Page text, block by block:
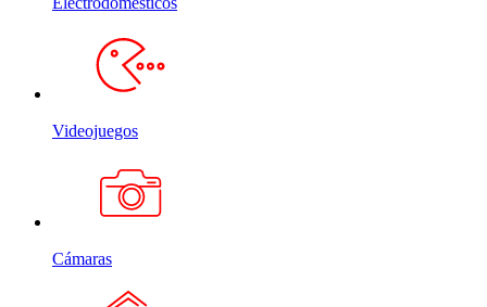
Videojuegos
Cámaras